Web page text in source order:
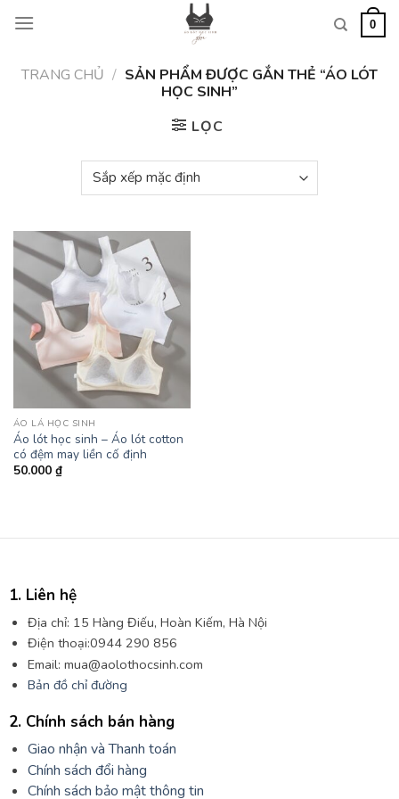
0
TRANG CHỦ / SẢN PHẨM ĐƯỢC GẮN THẺ “ÁO LÓT
HỌC SINH”
LỌC
ÁO LÁ HỌC SINH
Áo lót học sinh – Áo lót cotton
có đệm may liền cố định
50.000 ₫
1. Liên hệ
Địa chỉ: 15 Hàng Điếu, Hoàn Kiếm, Hà Nội
Điện thoại:0944 290 856
Email: mua@aolothocsinh.com
Bản đồ chỉ đường
2. Chính sách bán hàng
Giao nhận và Thanh toán
Chính sách đổi hàng
Chính sách bảo mật thông tin